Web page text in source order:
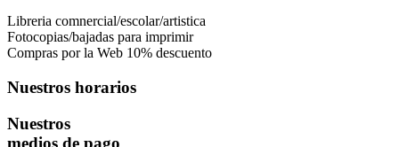
Libreria comnercial/escolar/artistica
Fotocopias/bajadas para imprimir
Compras por la Web 10% descuento
Nuestros horarios
Nuestros
medios de pago